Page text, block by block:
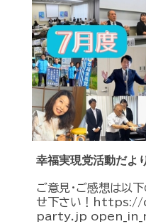
幸福実現党活動だよ
ご意見・ご感想は以
せ下さい！
party.jp open_in_new